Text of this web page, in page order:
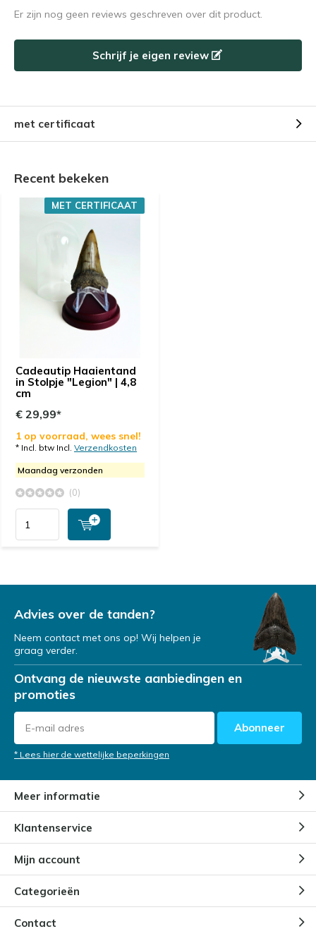
Er zijn nog geen reviews geschreven over dit product.
Schrijf je eigen review
met certificaat
Recent bekeken
Cadeautip Haaientand
in Stolpje "Legion" | 4,8
cm
MET CERTIFICAAT
€ 29,99*
1 op voorraad, wees snel!
* Incl. btw Incl. Verzendkosten
Maandag verzonden
(0)
Advies over de tanden?
Neem contact met ons op! Wij helpen je
graag verder.
Ontvang de nieuwste aanbiedingen en
promoties
Abonneer
* Lees hier de wettelijke beperkingen
Meer informatie
Klantenservice
Mijn account
Categorieën
Contact